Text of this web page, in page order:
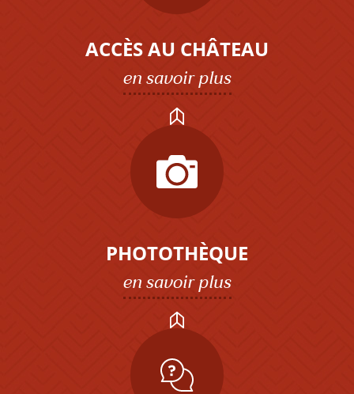
ACCÈS AU CHÂTEAU
en savoir plus
PHOTOTHÈQUE
en savoir plus